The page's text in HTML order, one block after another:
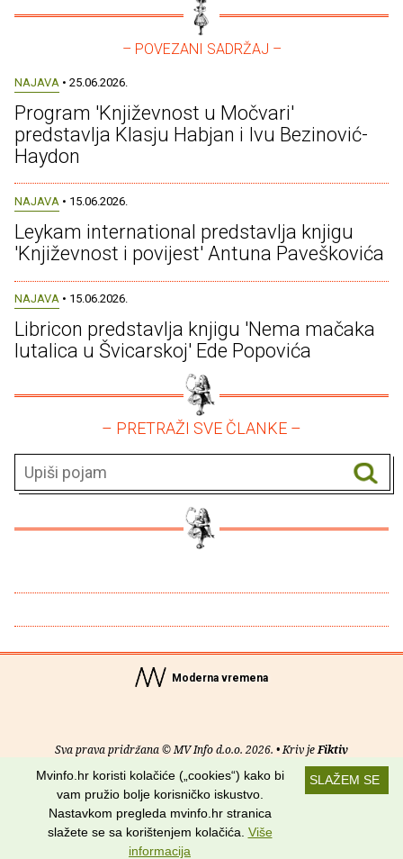
– POVEZANI SADRŽAJ –
NAJAVA • 25.06.2026.
Program 'Književnost u Močvari'
predstavlja Klasju Habjan i Ivu Bezinović-
Haydon
NAJAVA • 15.06.2026.
Leykam international predstavlja knjigu
'Književnost i povijest' Antuna Paveškovića
NAJAVA • 15.06.2026.
Libricon predstavlja knjigu 'Nema mačaka
lutalica u Švicarskoj' Ede Popovića
– PRETRAŽI SVE ČLANKE –
Moderna vremena
Sva prava pridržana © MV Info d.o.o. 2026. • Kriv jeFiktiv
O nama• Pomoć• Uvjeti korištenja•RSS kanali
Potraži nas na:
SLAŽEM SE
Mvinfo.hr koristi kolačiće („cookies“) kako bi
vam pružio bolje korisničko iskustvo.
Nastavkom pregleda mvinfo.hr stranica
slažete se sa korištenjem kolačića. Više
informacija